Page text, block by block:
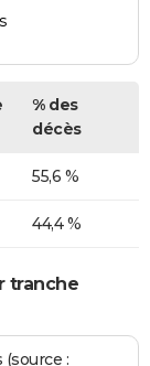
% des
décès
55,6 %
44,4 %
tranche
: